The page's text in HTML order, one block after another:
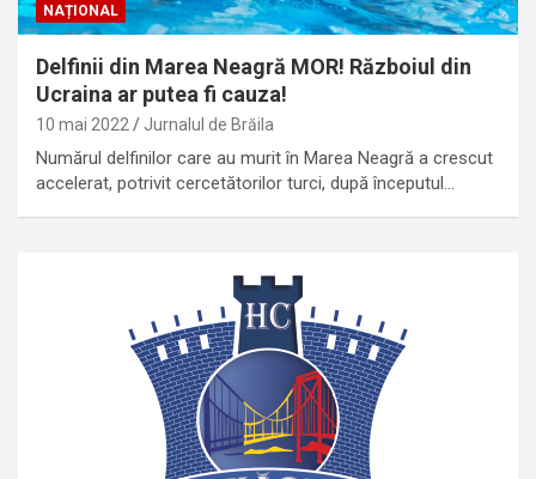
NAȚIONAL
Delfinii din Marea Neagră MOR! Războiul din
Ucraina ar putea fi cauza!
10 mai 2022 Jurnalul de Brăila
Numărul delfinilor care au murit în Marea Neagră a crescut
accelerat, potrivit cercetătorilor turci, după începutul…